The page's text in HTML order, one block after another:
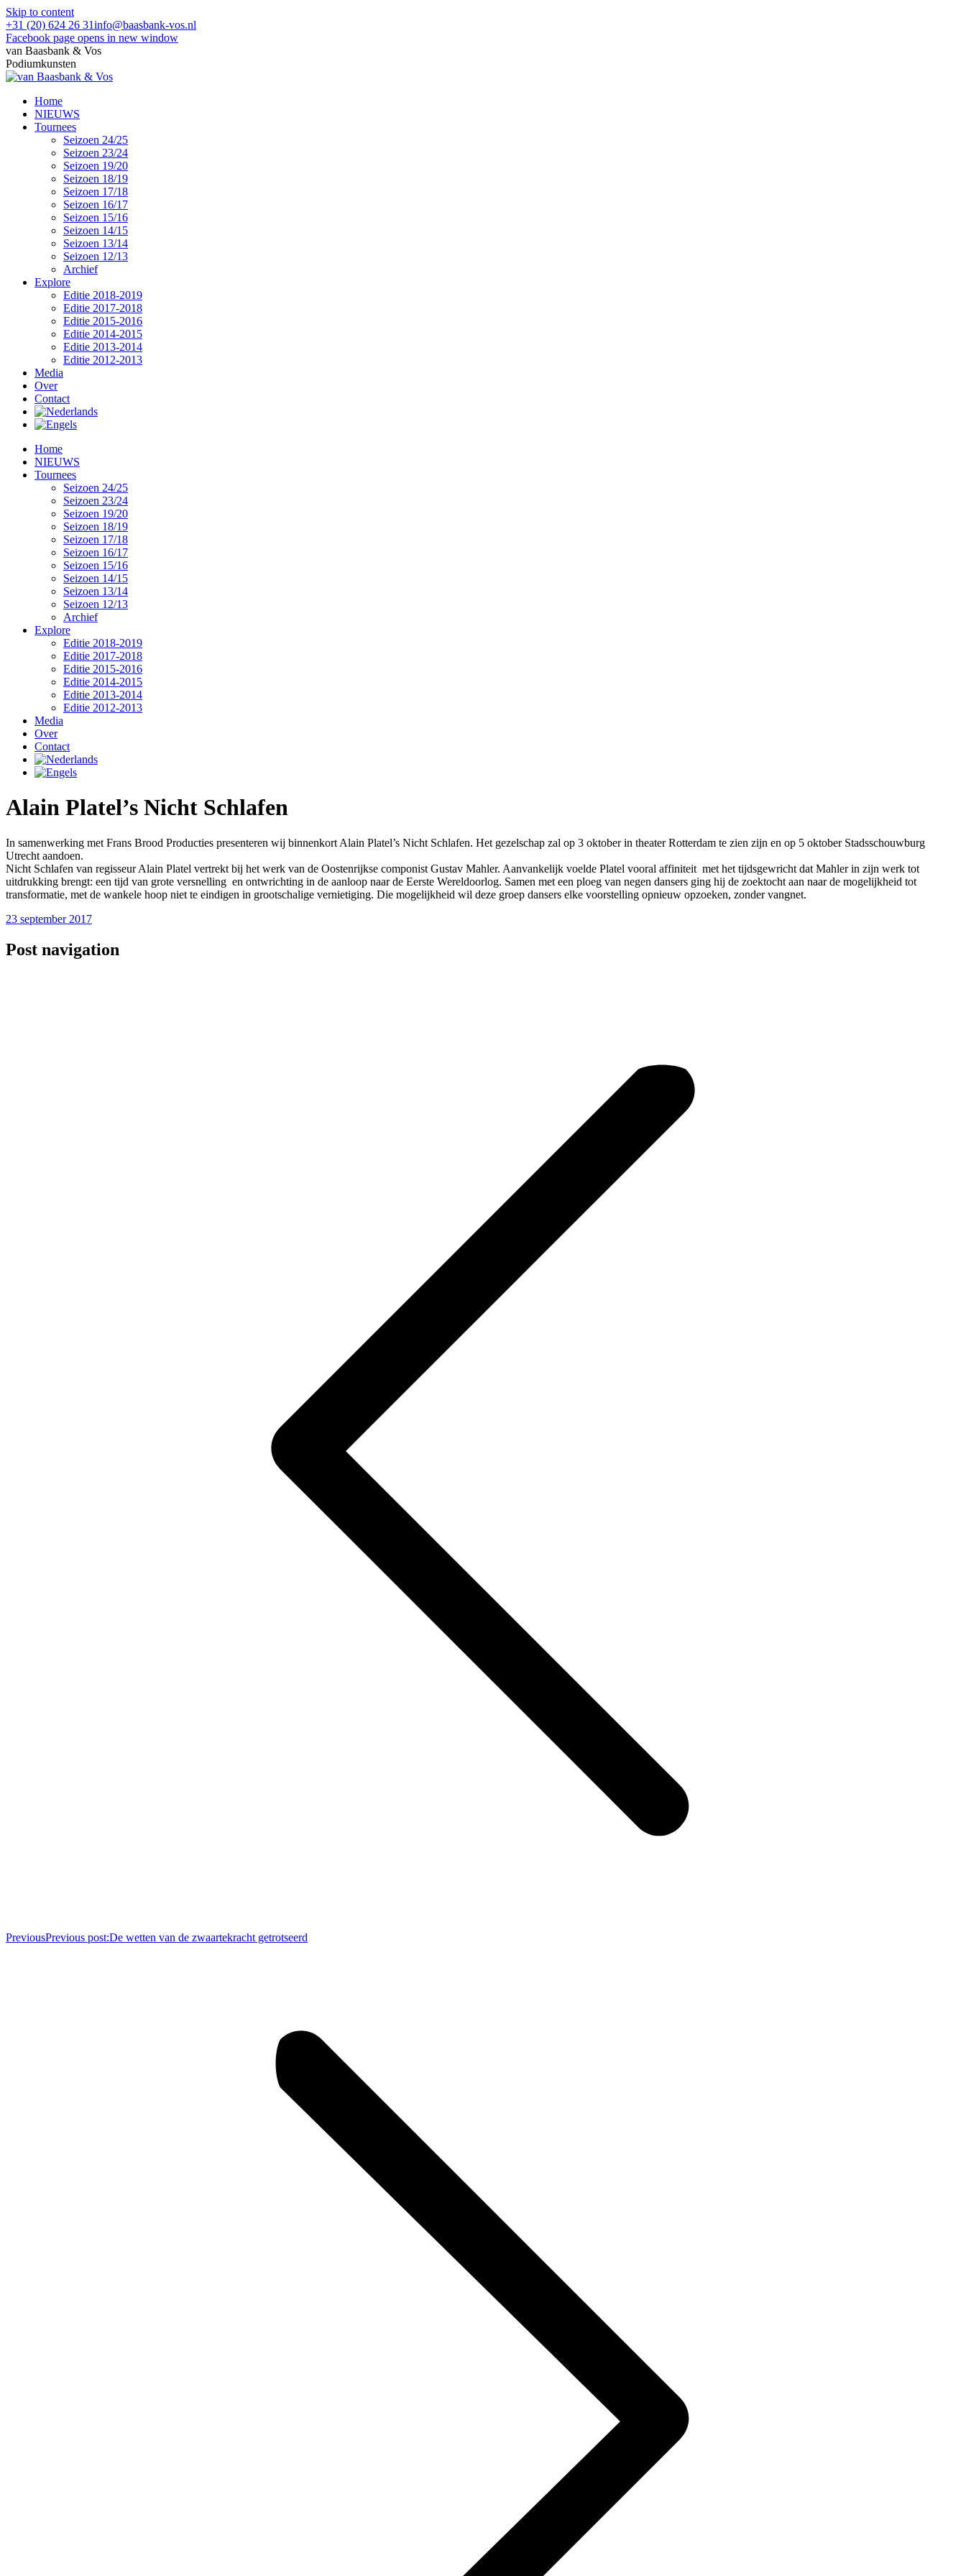
Skip to content
+31 (20) 624 26 31info@baasbank-vos.nl
Facebook page opens in new window
van Baasbank & Vos
Podiumkunsten
Home
NIEUWS
Tournees
Seizoen 24/25
Seizoen 23/24
Seizoen 19/20
Seizoen 18/19
Seizoen 17/18
Seizoen 16/17
Seizoen 15/16
Seizoen 14/15
Seizoen 13/14
Seizoen 12/13
Archief
Explore
Editie 2018-2019
Editie 2017-2018
Editie 2015-2016
Editie 2014-2015
Editie 2013-2014
Editie 2012-2013
Media
Over
Contact
Home
NIEUWS
Tournees
Seizoen 24/25
Seizoen 23/24
Seizoen 19/20
Seizoen 18/19
Seizoen 17/18
Seizoen 16/17
Seizoen 15/16
Seizoen 14/15
Seizoen 13/14
Seizoen 12/13
Archief
Explore
Editie 2018-2019
Editie 2017-2018
Editie 2015-2016
Editie 2014-2015
Editie 2013-2014
Editie 2012-2013
Media
Over
Contact
Alain Platel’s Nicht Schlafen
In samenwerking met Frans Brood Producties presenteren wij binnenkort Alain Platel’s Nicht Schlafen. Het gezelschap zal op 3 oktober in theater Rotterdam te zien zijn en op 5 oktober Stadsschouwburg
Utrecht aandoen.
Nicht Schlafen van regisseur Alain Platel vertrekt bij het werk van de Oostenrijkse componist Gustav Mahler. Aanvankelijk voelde Platel vooral affiniteit met het tijdsgewricht dat Mahler in zijn werk tot
uitdrukking brengt: een tijd van grote versnelling en ontwrichting in de aanloop naar de Eerste Wereldoorlog. Samen met een ploeg van negen dansers ging hij de zoektocht aan naar de mogelijkheid tot
transformatie, met de wankele hoop niet te eindigen in grootschalige vernietiging. Die mogelijkheid wil deze groep dansers elke voorstelling opnieuw opzoeken, zonder vangnet.
23 september 2017
Post navigation
PreviousPrevious post:De wetten van de zwaartekracht getrotseerd